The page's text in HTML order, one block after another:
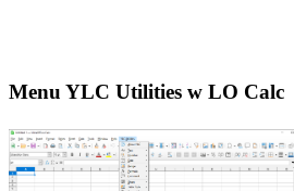
Menu YLC Utilities w LO Calc